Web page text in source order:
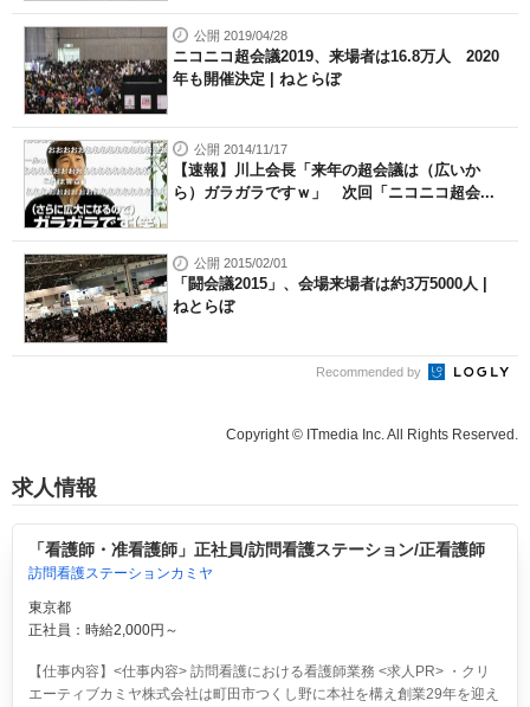
公開 2019/04/28
ニコニコ超会議2019、来場者は16.8万人 2020
年も開催決定 | ねとらぼ
公開 2014/11/17
【速報】川上会長「来年の超会議は（広いか
ら）ガラガラですｗ」 次回「ニコニコ超会...
公開 2015/02/01
「闘会議2015」、会場来場者は約3万5000人 |
ねとらぼ
Recommended by
Copyright © ITmedia Inc. All Rights Reserved.
求人情報
「看護師・准看護師」正社員/訪問看護ステーション/正看護師
訪問看護ステーションカミヤ
東京都
正社員：時給2,000円～
【仕事内容】<仕事内容> 訪問看護における看護師業務 <求人PR> ・クリ
エーティブカミヤ株式会社は町田市つくし野に本社を構え創業29年を迎え